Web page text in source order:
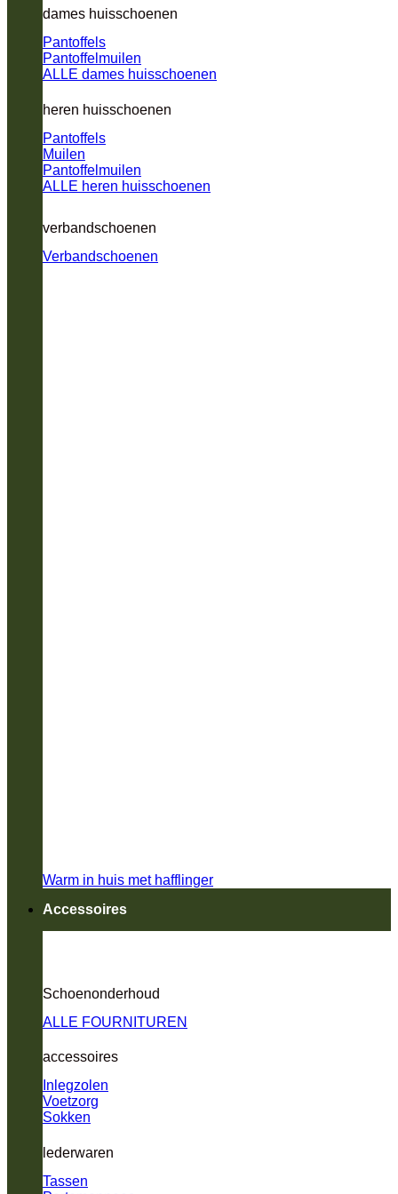
dames huisschoenen
Pantoffels
Pantoffelmuilen
ALLE dames huisschoenen
heren huisschoenen
Pantoffels
Muilen
Pantoffelmuilen
ALLE heren huisschoenen
verbandschoenen
Verbandschoenen
Warm in huis met hafflinger
Accessoires
Schoenonderhoud
ALLE FOURNITUREN
accessoires
Inlegzolen
Voetzorg
Sokken
lederwaren
Tassen